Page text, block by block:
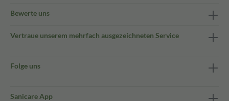
Bewerte uns
Vertraue unserem mehrfach ausgezeichneten Service
Folge uns
Sanicare App